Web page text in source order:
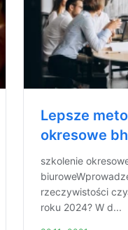
Lepsze
okresowe
szkolenie
rzeczywistości
roku 2024? W d...